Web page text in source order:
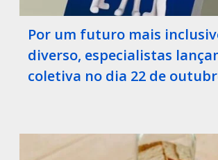
Por um futuro mais
diverso, especialistas
coletiva no dia 22 de